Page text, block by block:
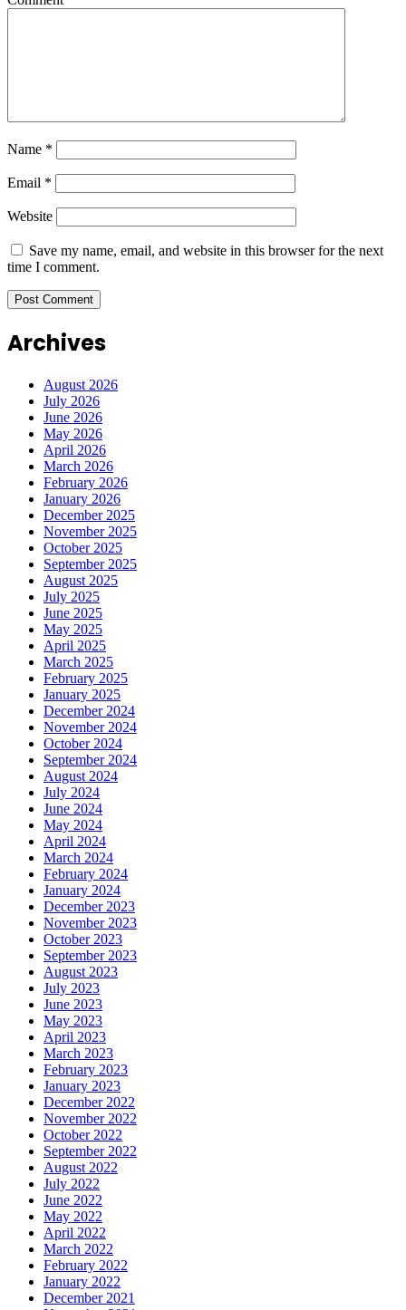
Name *
Email *
Website
Save my name, email, and website in this browser for the next
time I comment.
Archives
August 2026
July 2026
June 2026
May 2026
April 2026
March 2026
February 2026
January 2026
December 2025
November 2025
October 2025
September 2025
August 2025
July 2025
June 2025
May 2025
April 2025
March 2025
February 2025
January 2025
December 2024
November 2024
October 2024
September 2024
August 2024
July 2024
June 2024
May 2024
April 2024
March 2024
February 2024
January 2024
December 2023
November 2023
October 2023
September 2023
August 2023
July 2023
June 2023
May 2023
April 2023
March 2023
February 2023
January 2023
December 2022
November 2022
October 2022
September 2022
August 2022
July 2022
June 2022
May 2022
April 2022
March 2022
February 2022
January 2022
December 2021